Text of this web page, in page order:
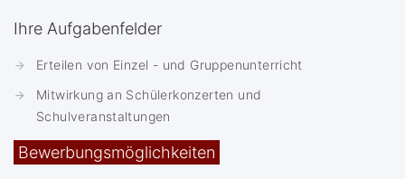
Ihre Aufgabenfelder
Erteilen von Einzel - und Gruppenunterricht
Mitwirkung an Schülerkonzerten und
Schulveranstaltungen
Bewerbungsmöglichkeiten